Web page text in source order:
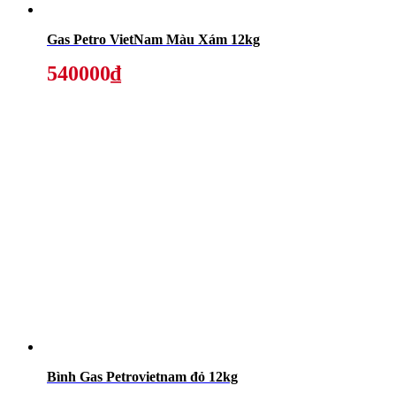
Gas Petro VietNam Màu Xám 12kg
540000₫
Bình Gas Petrovietnam đỏ 12kg